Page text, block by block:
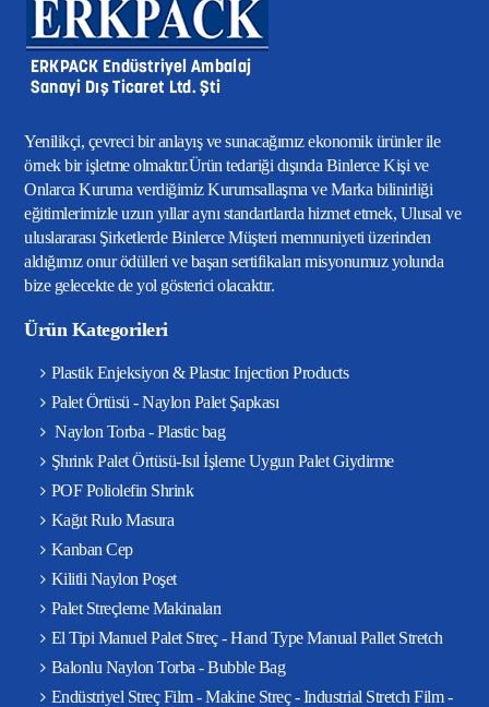
Yenilikçi, çevreci bir anlayış ve sunacağımız ekonomik ürünler ile
örnek bir işletme olmaktır.Ürün tedariği dışında Binlerce Kişi ve
Onlarca Kuruma verdiğimiz Kurumsallaşma ve Marka bilinirliği
eğitimlerimizle uzun yıllar aynı standartlarda hizmet etmek, Ulusal ve
uluslararası Şirketlerde Binlerce Müşteri memnuniyeti üzerinden
aldığımız onur ödülleri ve başarı sertifikaları misyonumuz yolunda
bize gelecekte de yol gösterici olacaktır.
Ürün Kategorileri
Plastik Enjeksiyon & Plastıc Injection Products
Palet Örtüsü - Naylon Palet Şapkası
Naylon Torba - Plastic bag
Şhrink Palet Örtüsü-Isıl İşleme Uygun Palet Giydirme
POF Poliolefin Shrink
Kağıt Rulo Masura
Kanban Cep
Kilitli Naylon Poşet
Palet Streçleme Makinaları
El Tipi Manuel Palet Streç - Hand Type Manual Pallet Stretch
Balonlu Naylon Torba - Bubble Bag
Endüstriyel Streç Film - Makine Streç - Industrial Stretch Film -